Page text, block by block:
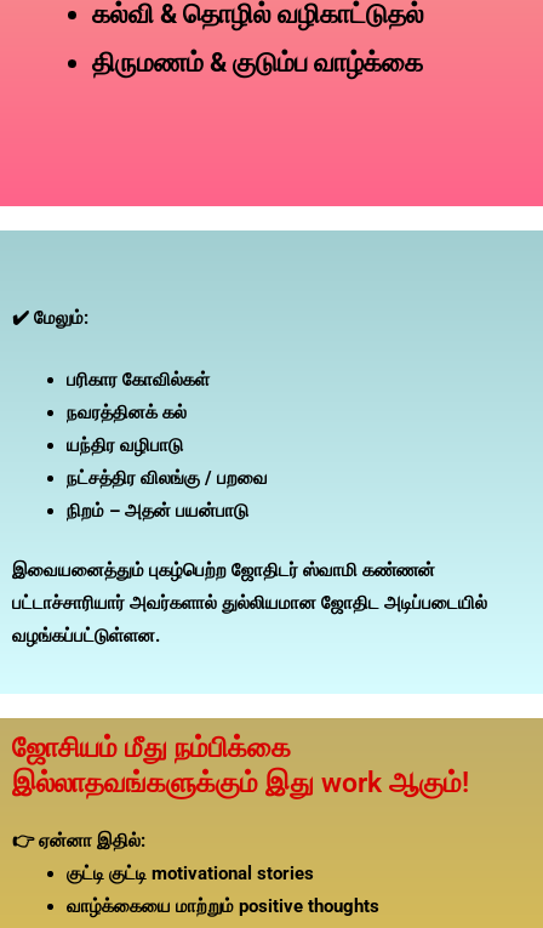
கல்வி & தொழில் வழிகாட்டுதல்
திருமணம் & குடும்ப வாழ்க்கை
✔️ மேலும்:
பரிகார கோவில்கள்
நவரத்தினக் கல்
யந்திர வழிபாடு
நட்சத்திர விலங்கு / பறவை
நிறம் – அதன் பயன்பாடு
இவையனைத்தும் புகழ்பெற்ற ஜோதிடர் ஸ்வாமி கண்ணன்
பட்டாச்சாரியார் அவர்களால் துல்லியமான ஜோதிட அடிப்படையில்
வழங்கப்பட்டுள்ளன.
ஜோசியம் மீது நம்பிக்கை
இல்லாதவங்களுக்கும் இது work ஆகும்!
👉 ஏன்னா இதில்:
குட்டி குட்டி motivational stories
வாழ்க்கையை மாற்றும் positive thoughts